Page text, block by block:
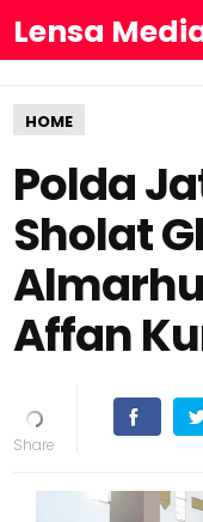
Lensa
HOME
Polda
Sholat
Affan